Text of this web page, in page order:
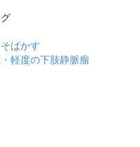
ばかす
軽度の下肢静脈瘤